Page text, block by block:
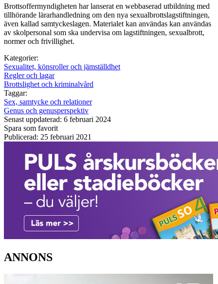
Brottsoffermyndigheten har lanserat en webbaserad utbildning med
tillhörande lärarhandledning om den nya sexualbrottslagstiftningen,
även kallad samtyckeslagen. Materialet kan användas kan användas
av skolpersonal som ska undervisa om lagstiftningen, sexualbrott,
normer och frivillighet.
Kategorier:
Sexualitet, könsroller och jämställdhet
Regler och lagar
Brottslighet och kriminalvård
Taggar:
Sex, samtycke och relationer
Genus och genusperspektiv
Senast uppdaterad: 6 februari 2024
Spara som favorit
Publicerad: 25 februari 2021
ANNONS